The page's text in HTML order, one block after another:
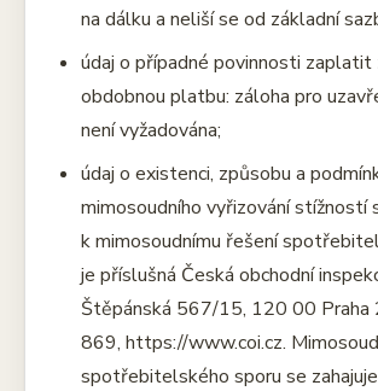
na dálku a neliší se od základní
údaj o případné povinnosti zaplatit
obdobnou platbu: záloha pro
není vyžadována;
údaj o existenci, způsobu a
mimosoudního vyřizování
k mimosoudnímu řešení
je příslušná Česká obchodní
Štěpánská 567/15, 120 00 Praha
869, https://www.coi.cz.
spotřebitelského sporu se